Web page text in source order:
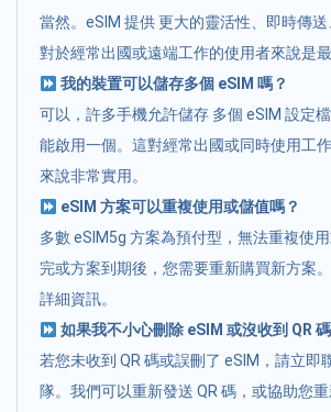
當然。eSIM 提供 更大的靈活性、即時傳送
對於經常出國或遠端工作的使用者來說是最
我的裝置可以儲存多個 eSIM 嗎？
可以，許多手機允許儲存 多個 eSIM 設定
能啟用一個。這對經常出國或同時使用工
來說非常實用。
eSIM 方案可以重複使用或儲值嗎？
多數 eSIM5g 方案為預付型，無法重複使
完或方案到期後，您需要重新購買新方案
詳細資訊。
如果我不小心刪除 eSIM 或沒收到 QR
若您未收到 QR 碼或誤刪了 eSIM，請立即
隊。我們可以重新發送 QR 碼，或協助您